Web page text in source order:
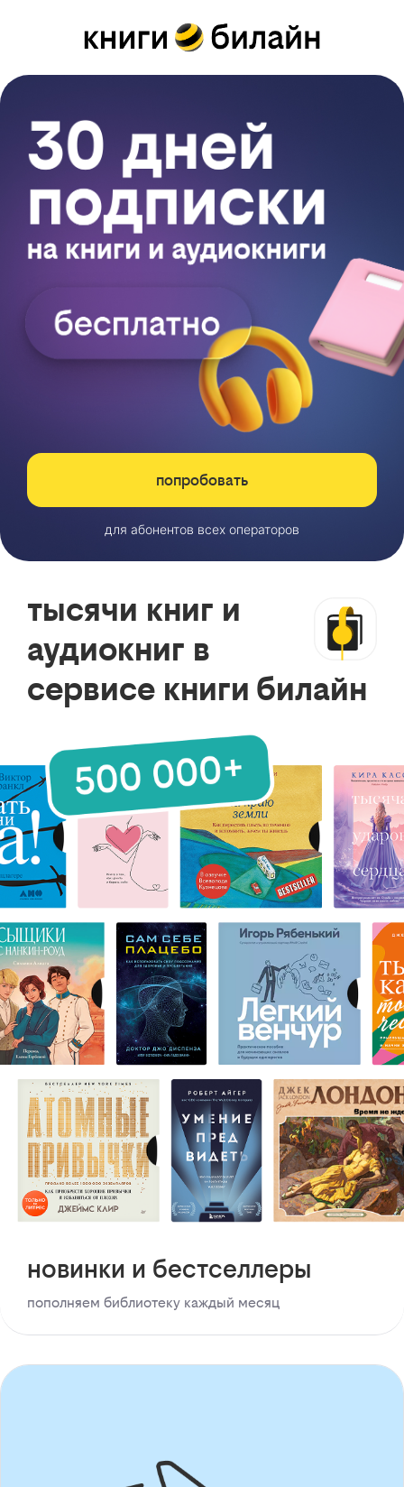
попробовать
для абонентов всех операторов
тысячи книг и
аудиокниг в
сервисе книги билайн
новинки и бестселлеры
пополняем библиотеку каждый месяц